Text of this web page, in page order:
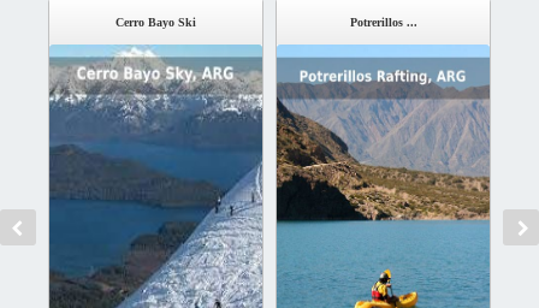
Cerro Bayo Ski Potrerillos ...